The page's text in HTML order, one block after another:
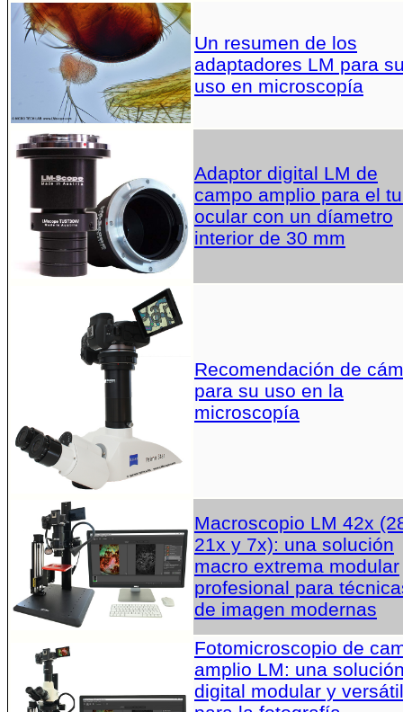
Un resumen de los
adaptadores LM para
uso en microscopía
Adaptor digital LM de
campo amplio para el
ocular con un díametro
interior de 30 mm
Recomendación de
para su uso en la
microscopía
Macroscopio LM 42x
21x y 7x): una solución
macro extrema modular
profesional para
de imagen modernas
Fotomicroscopio de
amplio LM: una
digital modular y versátil